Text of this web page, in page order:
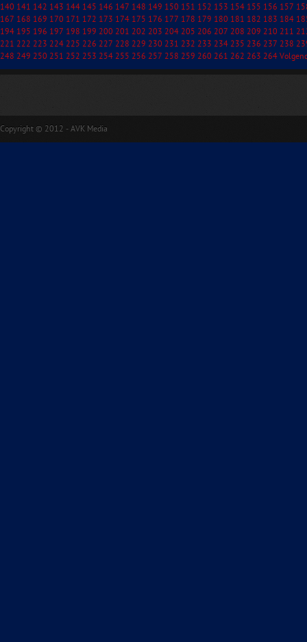
140 141 142 143 144 145 146 147 148 149 150 151 152 153 154 155 156 157
167 168 169 170 171 172 173 174 175 176 177 178 179 180 181 182 183 184
194 195 196 197 198 199 200 201 202 203 204 205 206 207 208 209 210 211
221 222 223 224 225 226 227 228 229 230 231 232 233 234 235 236 237 238
248 249 250 251 252 253 254 255 256 257 258 259 260 261 262 263 264
Copyright © 2012 - AVK Media